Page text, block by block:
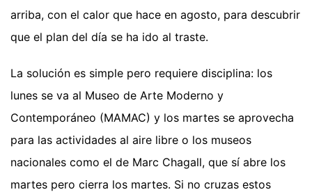
arriba, con el calor que hace en agosto, para descubrir
que el plan del día se ha ido al traste.
La solución es simple pero requiere disciplina: los
lunes se va al Museo de Arte Moderno y
Contemporáneo (MAMAC) y los martes se aprovecha
para las actividades al aire libre o los museos
nacionales como el de Marc Chagall, que sí abre los
martes pero cierra los martes. Si no cruzas estos